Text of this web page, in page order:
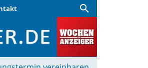
search